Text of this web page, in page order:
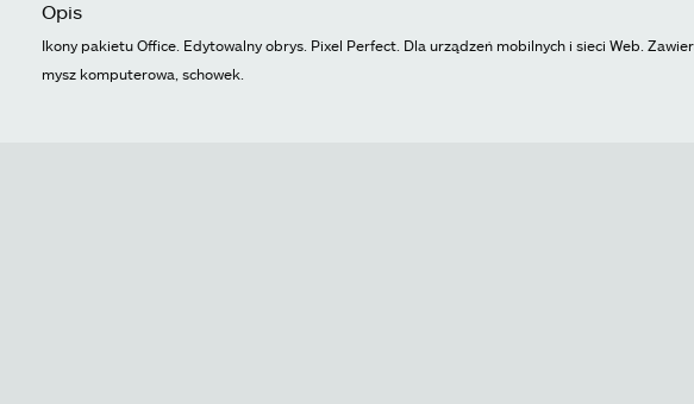
Opis
Ikony pakietu Office. Edytowalny obrys. Pixel Perfect. Dla urządzeń mobilnych i sieci Web.
mysz komputerowa, schowek.